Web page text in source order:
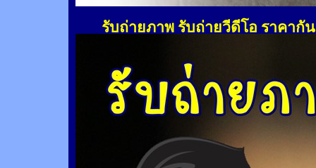
รับถ่ายภาพ รับถ่ายวีดีโอ ราคากั